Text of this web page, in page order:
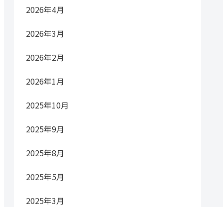
2026年4月
2026年3月
2026年2月
2026年1月
2025年10月
2025年9月
2025年8月
2025年5月
2025年3月